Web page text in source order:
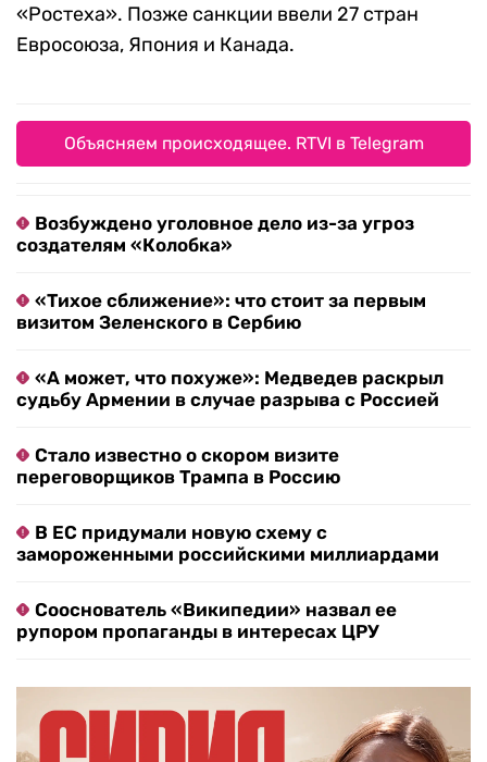
«Ростеха». Позже санкции ввели 27 стран
Евросоюза, Япония и Канада.
Объясняем происходящее. RTVI в Telegram
Возбуждено уголовное дело из-за угроз
создателям «Колобка»
«Тихое сближение»: что стоит за первым
визитом Зеленского в Сербию
«А может, что похуже»: Медведев раскрыл
судьбу Армении в случае разрыва с Россией
Стало известно о скором визите
переговорщиков Трампа в Россию
В ЕС придумали новую схему с
замороженными российскими миллиардами
Сооснователь «Википедии» назвал ее
рупором пропаганды в интересах ЦРУ